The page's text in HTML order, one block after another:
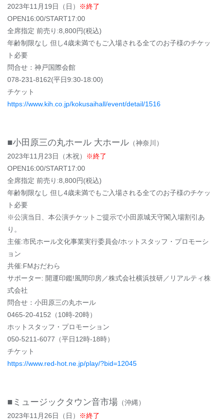
2023年11月19日（日）
※終了
OPEN16:00/START17:00
全席指定 前売り:8,800円(税込)
年齢制限なし 但し4歳未満でもご入場される全てのお子様のチケッ
ト必要
問合せ：神戸国際会館
078-231-8162(平日9:30-18:00)
チケット
https://www.kih.co.jp/kokusaihall/event/detail/1516
■小田原三の丸ホール 大ホール （神奈川）
2023年11月23日（木祝）
※終了
OPEN16:00/START17:00
全席指定 前売り:8,800円(税込)
年齢制限なし 但し4歳未満でもご入場される全てのお子様のチケッ
ト必要
※公演当日、本公演チケットご提示で小田原城天守閣入場割引あ
り。
主催:市⺠ホール文化事業実行委員会/ホットスタッフ・プロモーシ
ョン
共催:FMおだわら
サポーター: 開運印鑑!風間印房／株式会社横浜技研／リアルティ株
式会社
問合せ：小田原三の丸ホール
0465-20-4152（10時-20時）
ホットスタッフ・プロモーション
050-5211-6077（平日12時-18時）
チケット
https://www.red-hot.ne.jp/play/?bid=12045
■ミュージックタウン音市場 （沖縄）
2023年11月26日（日）
※終了